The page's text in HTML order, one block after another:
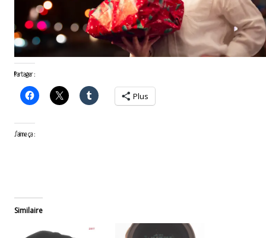
Partager :
Plus
J’aime ça :
Similaire